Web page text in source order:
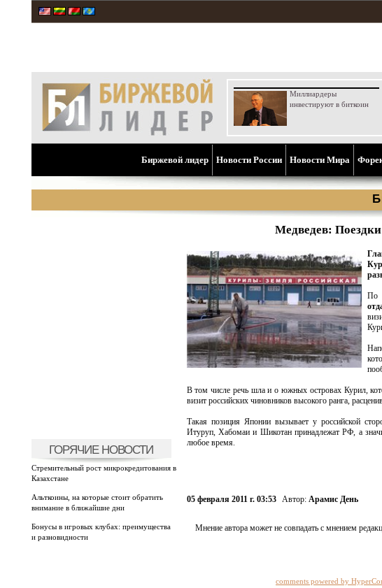
Миллиардеры
инвестируют в биткоин
Биржевой лидер Новости России Новости Мира
ГОРЯЧИЕ НОВОСТИ
Стремительный рост микрокредитования в
Казахстане
Альткоины, на которые стоит обратить
внимание в ближайшие дни
Бонусы в игровых клубах: преимущества
и разновидности
Медведев:
По
В том числе речь шла и о южных островах Курил,
визит российских чиновников высокого ранга,
Такая позиция Японии вызывает у российской
Итуруп, Хабомаи и Шикотан принадлежат РФ, а
любое время.
05 февраля 2011 г. 03:53 Автор: Арамис День
Мнение автора может не совпадать с мнением
comments powered by